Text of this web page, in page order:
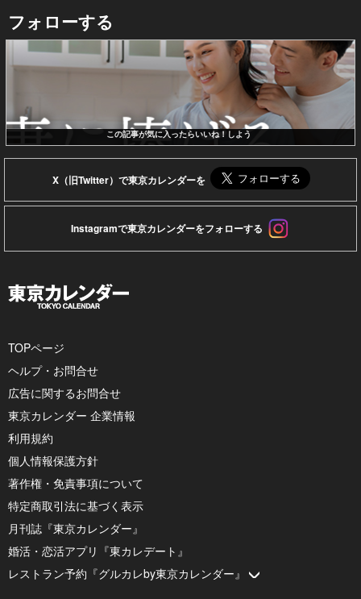
フォローする
この記事が気に入ったらいいね！しよう
X（旧Twitter）で東京カレンダーを
Instagramで東京カレンダーをフォローする
TOPページ
ヘルプ・お問合せ
広告に関するお問合せ
東京カレンダー 企業情報
利用規約
個人情報保護方針
著作権・免責事項について
特定商取引法に基づく表示
月刊誌『東京カレンダー』
婚活・恋活アプリ『東カレデート』
レストラン予約『グルカレby東京カレンダー』